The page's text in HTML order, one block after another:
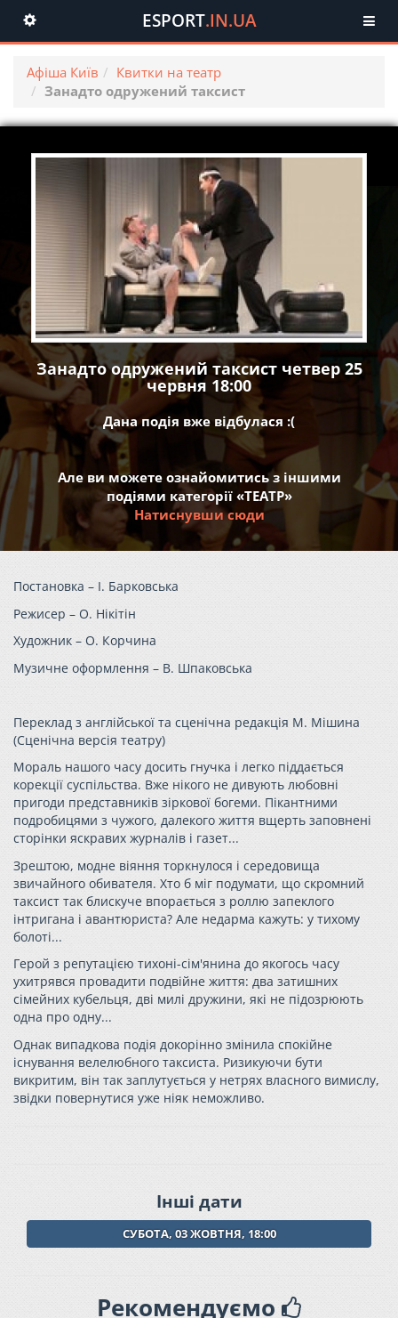
Toggle
navigation
ESPORT.IN.UA
Афіша Київ
Квитки на театр
Занадто одружений таксист
Занадто одружений таксист четвер 25
червня 18:00
Дана подія вже відбулася :(
Але ви можете ознайомитись з іншими
подіями категорії «ТЕАТР»
Натиснувши сюди
Постановка – І. Барковська
Режисер – О. Нікітін
Художник – О. Корчина
Музичне оформлення – В. Шпаковська
Переклад з англійської та сценічна редакція М. Мішина
(Сценічна версія театру)
Мораль нашого часу досить гнучка і легко піддається
корекції суспільства. Вже нікого не дивують любовні
пригоди представників зіркової богеми. Пікантними
подробицями з чужого, далекого життя вщерть заповнені
сторінки яскравих журналів і газет...
Зрештою, модне віяння торкнулося і середовища
звичайного обивателя. Хто б міг подумати, що скромний
таксист так блискуче впорається з роллю запеклого
інтригана і авантюриста? Але недарма кажуть: у тихому
болоті...
Герой з репутацією тихоні-сім'янина до якогось часу
ухитрявся провадити подвійне життя: два затишних
сімейних кубельця, дві милі дружини, які не підозрюють
одна про одну...
Однак випадкова подія докорінно змінила спокійне
існування велелюбного таксиста. Ризикуючи бути
викритим, він так заплутується у нетрях власного вимислу,
звідки повернутися уже ніяк неможливо.
Інші дати
СУБОТА, 03 ЖОВТНЯ, 18:00
Рекомендуємо